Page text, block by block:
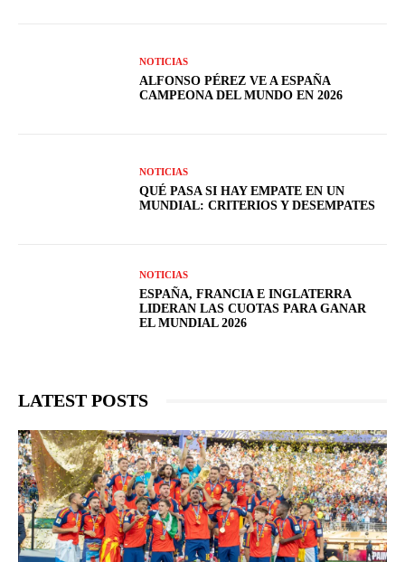
NOTICIAS
ALFONSO PÉREZ VE A ESPAÑA
CAMPEONA DEL MUNDO EN 2026
NOTICIAS
QUÉ PASA SI HAY EMPATE EN UN
MUNDIAL: CRITERIOS Y DESEMPATES
NOTICIAS
ESPAÑA, FRANCIA E INGLATERRA
LIDERAN LAS CUOTAS PARA GANAR
EL MUNDIAL 2026
LATEST POSTS